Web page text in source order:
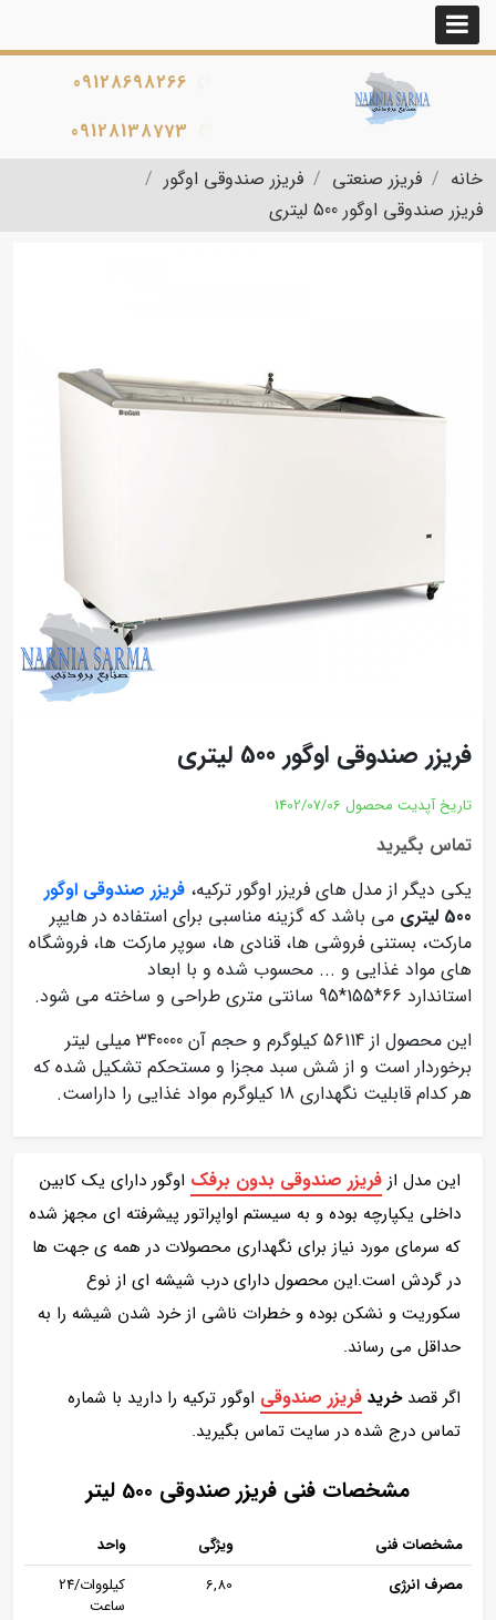
09128698266
09128138773
خانه
فریزر صنعتی
فریزر صندوقی اوگور
فریزر صندوقی اوگور 500 لیتری
فریزر صندوقی اوگور 500 لیتری
تاریخ آپدیت محصول 1402/07/06
تماس بگیرید
یکی دیگر از مدل های فریزر اوگور ترکیه، فریزر صندوقی اوگور
500 لیتری
می باشد که گزینه مناسبی برای استفاده در هایپر
مارکت، بستنی فروشی ها، قنادی ها، سوپر مارکت ها، فروشگاه
های مواد غذایی و ... محسوب شده و با ابعاد
استاندارد 66*155*95 سانتی متری طراحی و ساخته می شود.
این محصول از 56114 کیلوگرم و حجم آن 340000 میلی لیتر
برخوردار است و از شش سبد مجزا و مستحکم تشکیل شده که
هر کدام قابلیت نگهداری 18 کیلوگرم مواد غذایی را داراست.
این مدل از فریزر صندوقی بدون برفک اوگور دارای یک کابین
داخلی یکپارچه بوده و به سیستم اواپراتور پیشرفته ای مجهز شده
که سرمای مورد نیاز برای نگهداری محصولات در همه ی جهت ها
در گردش است.این محصول دارای درب شیشه ای از نوع
سکوریت و نشکن بوده و خطرات ناشی از خرد شدن شیشه را به
حداقل می رساند.
اگر قصدخرید فریزر صندوقی اوگور ترکیه را دارید با شماره
تماس درج شده در سایت تماس بگیرید.
مشخصات فنی فریزر صندوقی 500 لیتر
مشخصات فنی ویژگی
واحد
مصرف انرژی
6,80
کیلووات/24
ساعت